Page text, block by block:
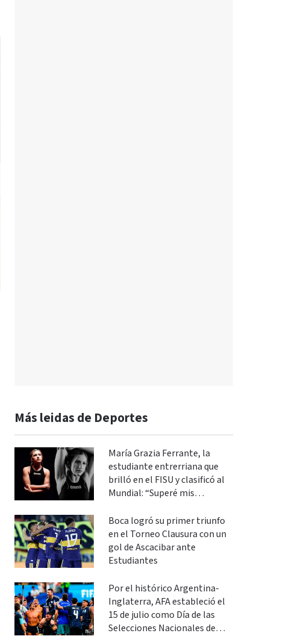
Más leidas de Deportes
María Grazia Ferrante, la
estudiante entrerriana que
brilló en el FISU y clasificó al
Mundial: “Superé mis
Boca logró su primer triunfo
en el Torneo Clausura con un
gol de Ascacibar ante
Estudiantes
Por el histórico Argentina-
Inglaterra, AFA estableció el
15 de julio como Día de las
Selecciones Nacionales de